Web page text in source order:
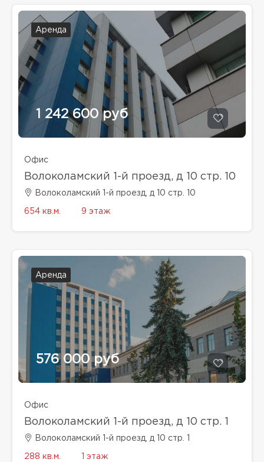
Аренда
1 242 600 руб
Офис
Волоколамский 1-й проезд, д 10 стр. 10
Волоколамский 1-й проезд, д 10 стр. 10
654 кв.м. 9 этаж
Аренда
576 000 руб
Офис
Волоколамский 1-й проезд, д 10 стр. 1
Волоколамский 1-й проезд, д 10 стр. 1
288 кв.м. 1 этаж